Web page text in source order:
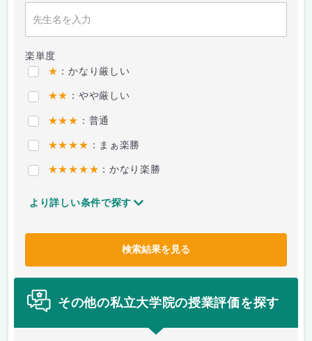
楽単度
★ ：かなり厳しい
★★ ：やや厳しい
★★★ ：普通
★★★★ ：まぁ楽勝
★★★★★ ：かなり楽勝
より詳しい条件で探す
検索結果を見る
その他の私立大学院の授業評価を探す